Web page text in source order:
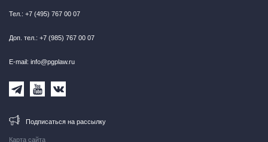
Карта сайта
Тел.: +7 (495) 767 00 07
Доп. тел.: +7 (985) 767 00 07
E-mail: info@pgplaw.ru
Подписаться на рассылку